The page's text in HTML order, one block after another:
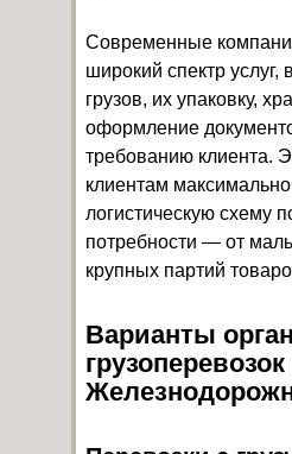
Современные
широкий спектр услуг,
грузов, их упаковку,
оформление
требованию клиента.
клиентам
логистическую схему
потребности — от
крупных партий
Варианты
грузоперевозок